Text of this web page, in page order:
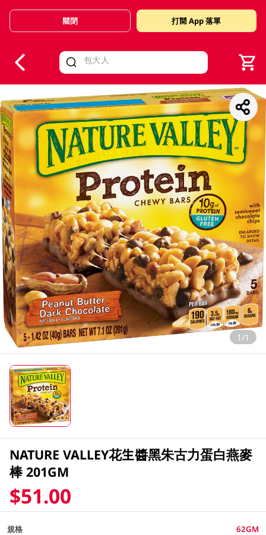
Valid Until 30 June 2026
關閉 打開 App 落單
1/1
NATURE VALLEY花生醬黑朱古力蛋白燕麥
棒 201GM
$51.00
規格 62GM